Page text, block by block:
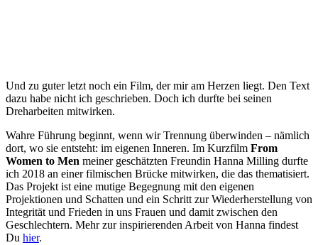
Und zu guter letzt noch ein Film, der mir am Herzen liegt. Den Text
dazu habe nicht ich geschrieben. Doch ich durfte bei seinen
Dreharbeiten mitwirken.
Wahre Führung beginnt, wenn wir Trennung überwinden – nämlich
dort, wo sie entsteht: im eigenen Inneren. Im Kurzfilm From
Women to Men meiner geschätzten Freundin Hanna Milling durfte
ich 2018 an einer filmischen Brücke mitwirken, die das thematisiert.
Das Projekt ist eine mutige Begegnung mit den eigenen
Projektionen und Schatten und ein Schritt zur Wiederherstellung von
Integrität und Frieden in uns Frauen und damit zwischen den
Geschlechtern. Mehr zur inspirierenden Arbeit von Hanna findest
Du hier.